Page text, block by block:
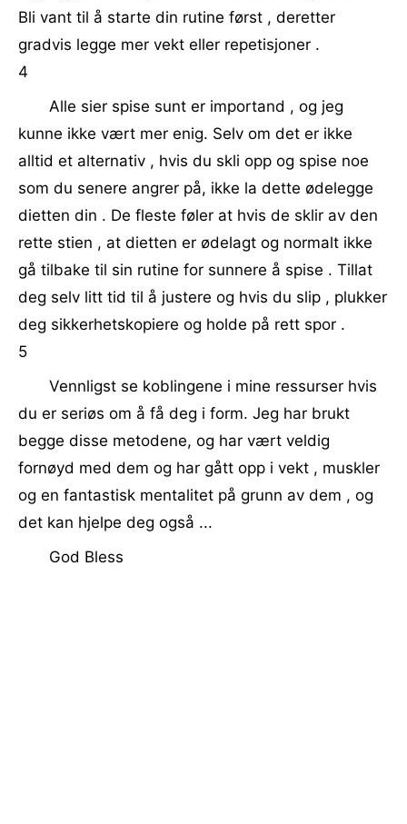
Bli vant til å starte din rutine først , deretter
gradvis legge mer vekt eller repetisjoner .
4
Alle sier spise sunt er importand , og jeg
kunne ikke vært mer enig. Selv om det er ikke
alltid et alternativ , hvis du skli opp og spise noe
som du senere angrer på, ikke la dette ødelegge
dietten din . De fleste føler at hvis de sklir av den
rette stien , at dietten er ødelagt og normalt ikke
gå tilbake til sin rutine for sunnere å spise . Tillat
deg selv litt tid til å justere og hvis du slip , plukker
deg sikkerhetskopiere og holde på rett spor .
5
Vennligst se koblingene i mine ressurser hvis
du er seriøs om å få deg i form. Jeg har brukt
begge disse metodene, og har vært veldig
fornøyd med dem og har gått opp i vekt , muskler
og en fantastisk mentalitet på grunn av dem , og
det kan hjelpe deg også ...
God Bless